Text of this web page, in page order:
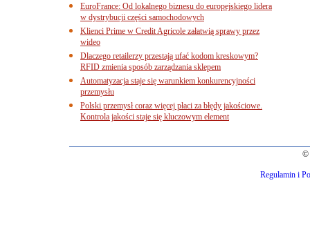
EuroFrance: Od lokalnego biznesu do europejskiego lidera
w dystrybucji części samochodowych
Klienci Prime w Credit Agricole załatwią sprawy przez
wideo
Dlaczego retailerzy przestają ufać kodom kreskowym?
RFID zmienia sposób zarządzania sklepem
Automatyzacja staje się warunkiem konkurencyjności
przemysłu
Polski przemysł coraz więcej płaci za błędy jakościowe.
Kontrola jakości staje się kluczowym element
©
Regulamin i